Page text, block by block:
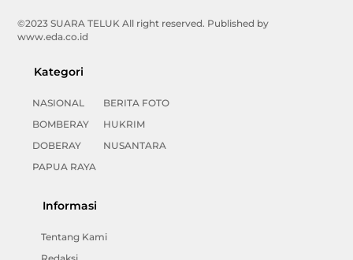
©2023 SUARA TELUK All right reserved. Published by
www.eda.co.id
Kategori
NASIONAL
BOMBERAY
DOBERAY
PAPUA RAYA
BERITA FOTO
HUKRIM
NUSANTARA
Informasi
Tentang Kami